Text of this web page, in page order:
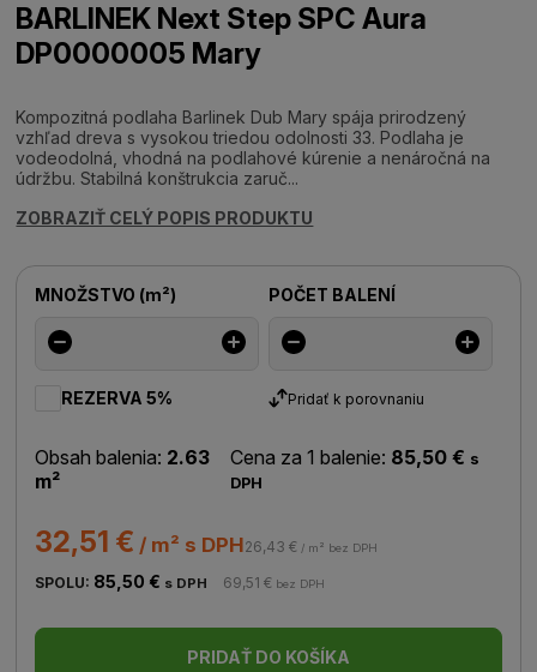
BARLINEK Next Step SPC Aura
DP0000005 Mary
Kompozitná podlaha Barlinek Dub Mary spája prirodzený
vzhľad dreva s vysokou triedou odolnosti 33. Podlaha je
vodeodolná, vhodná na podlahové kúrenie a nenáročná na
údržbu. Stabilná konštrukcia zaruč...
ZOBRAZIŤ CELÝ POPIS PRODUKTU
MNOŽSTVO (m²) POČET BALENÍ
REZERVA 5% Pridať k porovnaniu
Obsah balenia: 2.63
m²
Cena za 1 balenie: 85,50 € s
DPH
32,51 € / m² s DPH26,43 € / m² bez DPH
SPOLU: 85,50 € s DPH 69,51 € bez DPH
PRIDAŤ DO KOŠÍKA